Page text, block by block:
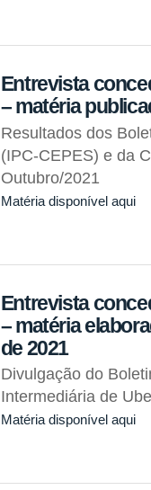
Entrevista
– matéria
Resultados dos
(IPC-CEPES) e da
Outubro/2021
Matéria disponível aqui
Entrevista
– matéria
de 2021
Divulgação do
Intermediária de
Matéria disponível aqui